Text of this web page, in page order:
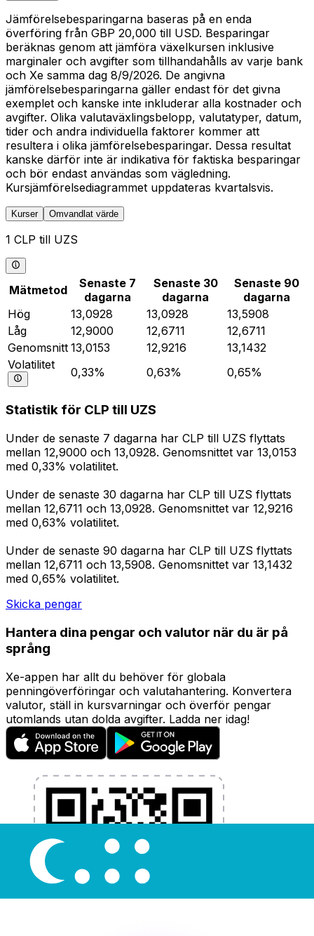
Jämförelsebesparingarna baseras på en enda
överföring från GBP 20,000 till USD. Besparingar
beräknas genom att jämföra växelkursen inklusive
marginaler och avgifter som tillhandahålls av varje bank
och Xe samma dag 8/9/2026. De angivna
jämförelsebesparingarna gäller endast för det givna
exemplet och kanske inte inkluderar alla kostnader och
avgifter. Olika valutaväxlingsbelopp, valutatyper, datum,
tider och andra individuella faktorer kommer att
resultera i olika jämförelsebesparingar. Dessa resultat
kanske därför inte är indikativa för faktiska besparingar
och bör endast användas som vägledning.
Kursjämförelsediagrammet uppdateras kvartalsvis.
Kurser Omvandlat värde
1 CLP till UZS
Mätmetod
Senaste 7
dagarna
Senaste 30
dagarna
Senaste 90
dagarna
Hög
13,0928 13,0928
13,5908
Låg
12,9000 12,6711
12,6711
Genomsnitt 13,0153 12,9216
13,1432
Volatilitet
0,33% 0,63% 0,65%
Statistik för CLP till UZS
Under de senaste 7 dagarna har CLP till UZS flyttats
mellan 12,9000 och 13,0928. Genomsnittet var 13,0153
med 0,33% volatilitet.
Under de senaste 30 dagarna har CLP till UZS flyttats
mellan 12,6711 och 13,0928. Genomsnittet var 12,9216
med 0,63% volatilitet.
Under de senaste 90 dagarna har CLP till UZS flyttats
mellan 12,6711 och 13,5908. Genomsnittet var 13,1432
med 0,65% volatilitet.
Skicka pengar
Hantera dina pengar och valutor när du är på
språng
Xe-appen har allt du behöver för globala
penningöverföringar och valutahantering. Konvertera
valutor, ställ in kursvarningar och överför pengar
utomlands utan dolda avgifter. Ladda ner idag!